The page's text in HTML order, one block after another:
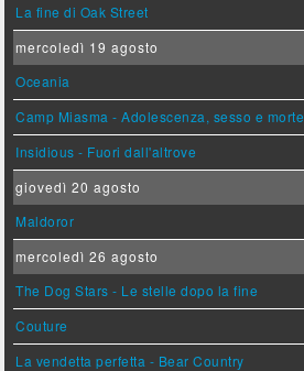
La fine di Oak Street
mercoledì 19 agosto
Oceania
Camp Miasma - Adolescenza, sesso e morte
Insidious - Fuori dall'altrove
giovedì 20 agosto
Maldoror
mercoledì 26 agosto
The Dog Stars - Le stelle dopo la fine
Couture
La vendetta perfetta - Bear Country